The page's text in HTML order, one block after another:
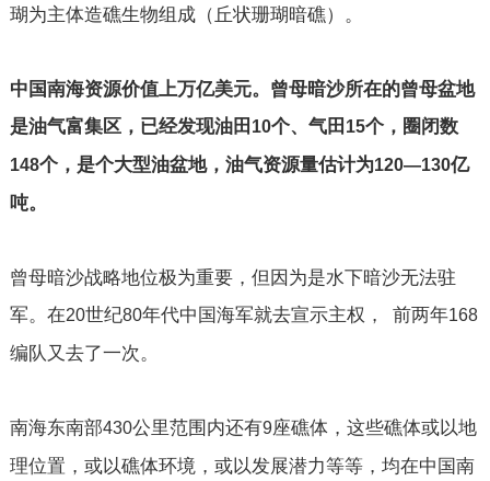
瑚为主体造礁生物组成（丘状珊瑚暗礁）。
中国南海资源价值上万亿美元。曾母暗沙所在的曾母盆地
是油气富集区，已经发现油田 10个、气田 15个，圈闭数
148个，是个大型油盆地，油气资源量估计为120—130亿
吨。
曾母暗沙战略地位极为重要，但因为是水下暗沙无法驻
军。在20世纪80年代中国海军就去宣示主权， 前两年168
编队又去了一次。
南海东南部430公里范围内还有9座礁体，这些礁体或以地
理位置，或以礁体环境，或以发展潜力等等，均在中国南